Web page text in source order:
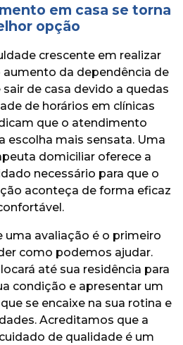
em casa se torna
opção
crescente em realizar
aumento da dependência de
de casa devido a quedas
de horários em clínicas
que o atendimento
escolha mais sensata. Uma
domiciliar oferece a
necessário para que o
aconteça de forma eficaz
uma avaliação é o primeiro
como podemos ajudar.
até sua residência para
condição e apresentar um
se encaixe na sua rotina e
Acreditamos que a
de qualidade é um